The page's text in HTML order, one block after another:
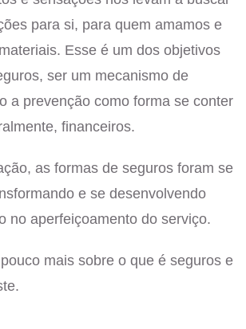
para si, para quem amamos e
Esse é um dos objetivos
ser um mecanismo de
a prevenção como forma se conter
financeiros.
as formas de seguros foram se
e se desenvolvendo
no aperfeiçoamento do serviço.
mais sobre o que é seguros e